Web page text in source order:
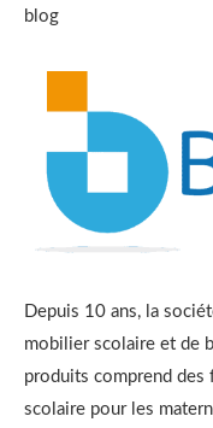
blog
Depuis 10 ans, la
mobilier scolaire et de
produits comprend
scolaire pour les